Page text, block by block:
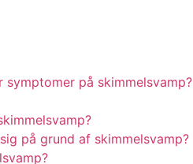
på skimmelsvamp?
på grund af skimmelsvamp?